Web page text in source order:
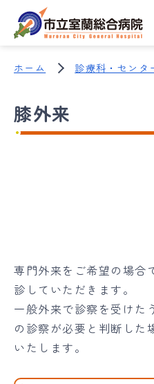
ホーム 診療科・センタ
膝外来
専門外来をご希望の場合
診していただきます。
一般外来で診察を受けた
の診察が必要と判断した
いたします。